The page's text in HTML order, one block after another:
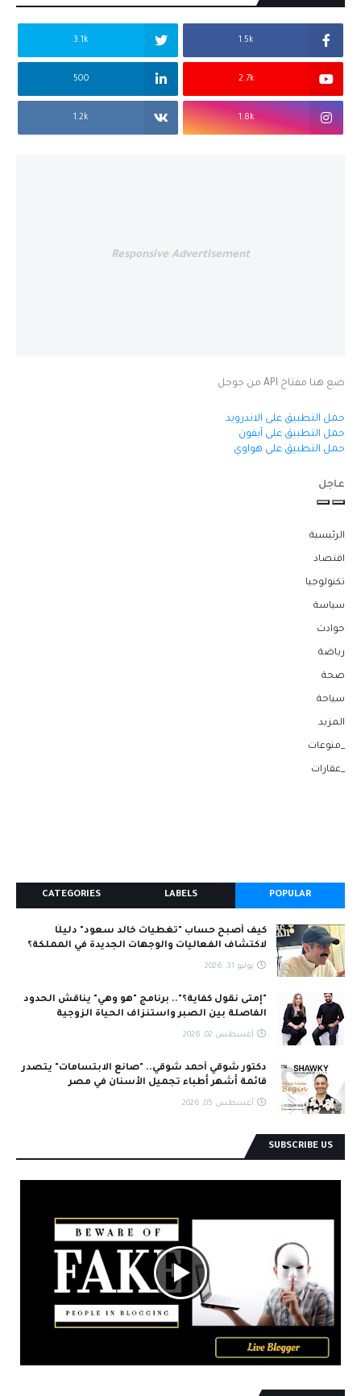
1.5k
3.1k
2.7k
500
1.8k
1.2k
Responsive Advertisement
ضع هنا مفتاح API من جوجل
حمل التطبيق على الاندرويد
حمل التطبيق على آيفون
حمل التطبيق على هواوي
عاجل
الرئيسية
اقتصاد
تكنولوجيا
سياسة
حوادث
رياضة
صحة
سياحة
المزيد
_منوعات
_عقارات
POPULAR
LABELS
CATEGORIES
كيف أصبح حساب "تغطيات خالد سعود" دليلًا
لاكتشاف الفعاليات والوجهات الجديدة في المملكة؟
يوليو 31, 2026
"إمتى نقول كفاية؟".. برنامج "هو وهي" يناقش الحدود
الفاصلة بين الصبر واستنزاف الحياة الزوجية
أغسطس 02, 2026
دكتور شوقي أحمد شوقي.. "صانع الابتسامات" يتصدر
قائمة أشهر أطباء تجميل الأسنان في مصر
أغسطس 05, 2026
SUBSCRIBE US